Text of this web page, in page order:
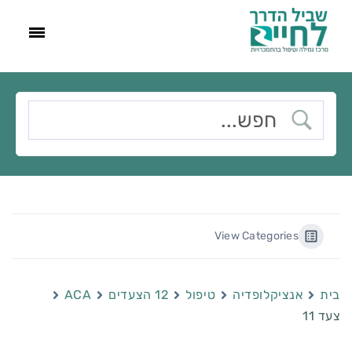
View Categories
בית אנציקלופדיה טיפול 12 הצעדים
ACA
צעד 11